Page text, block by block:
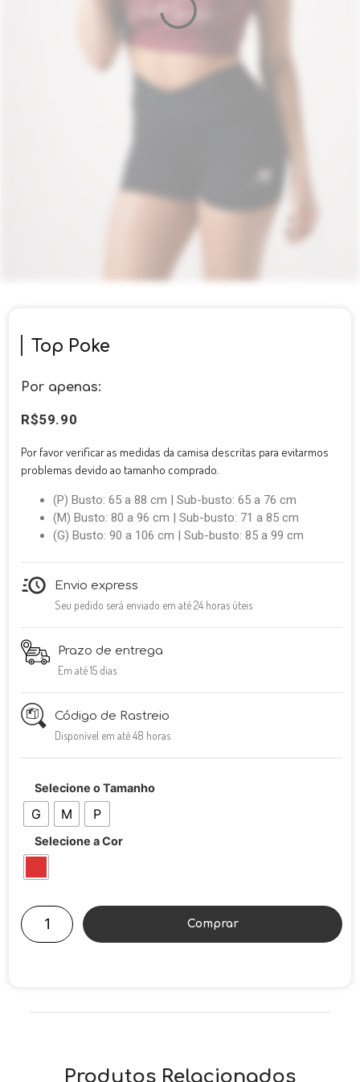
Top Poke
Por apenas:
R$59.90
Por favor verificar as medidas da camisa descritas para evitarmos
problemas devido ao tamanho comprado.
(P) Busto: 65 a 88 cm | Sub-busto: 65 a 76 cm
(M) Busto: 80 a 96 cm | Sub-busto: 71 a 85 cm
(G) Busto: 90 a 106 cm | Sub-busto: 85 a 99 cm
Envio express
Seu pedido será enviado em até 24 horas úteis
Prazo de entrega
Em até 15 dias
Código de Rastreio
Disponível em até 48 horas
Selecione o Tamanho
G M P
Selecione a Cor
Comprar
Produtos Relacionados